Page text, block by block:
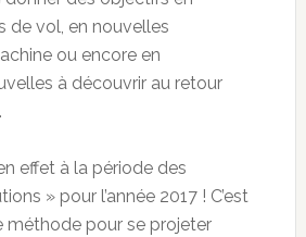
de vol, en nouvelles
ou encore en
à découvrir au retour
effet à la période des
» pour l’année 2017 ! C’est
méthode pour se projeter